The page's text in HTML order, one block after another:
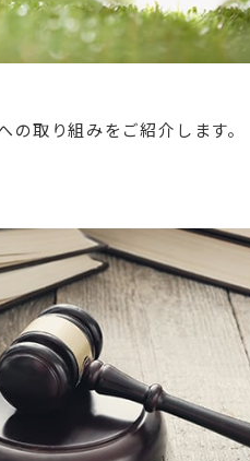
取り組みをご紹介します。